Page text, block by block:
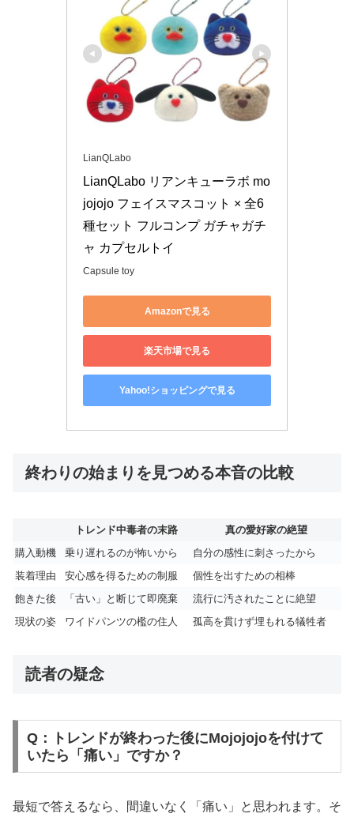
LianQLabo
LianQLabo リアンキューラボ mo
jojojo フェイスマスコット × 全6
種セット フルコンプ ガチャガチ
ャ カプセルトイ
Capsule toy
Amazonで見る
楽天市場で見る
Yahoo!ショッピングで見る
終わりの始まりを見つめる本音の比較
トレンド中毒者の末路
真の愛好家の絶望
購入動機
乗り遅れるのが怖いから
自分の感性に刺さったから
装着理由
安心感を得るための制服
個性を出すための相棒
飽きた後
「古い」と断じて即廃棄
流行に汚されたことに絶望
現状の姿
ワイドパンツの檻の住人 孤高を貫けず埋もれる犠牲者
読者の疑念
Q：トレンドが終わった後にMojojojoを付けて
いたら「痛い」ですか？
最短で答えるなら、間違いなく「痛い」と思われます。そ